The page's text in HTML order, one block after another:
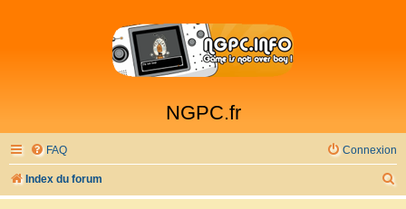
NGPC.fr
FAQ Connexion
Index du forum
e